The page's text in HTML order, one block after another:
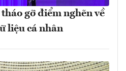
gỡ điểm nghẽn về
liệu cá nhân